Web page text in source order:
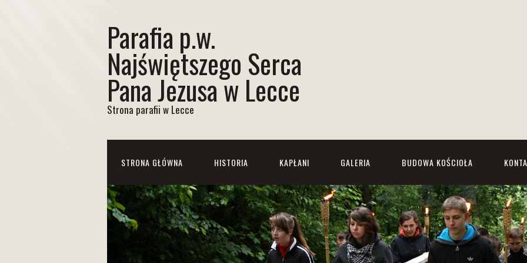
Parafia p.w.
Najświętszego Serca
Pana Jezusa w Lecce
Strona parafii w Lecce
STRONA GŁÓWNA HISTORIA KAPŁANI GALERIA BUDOWA KOŚCIOŁA